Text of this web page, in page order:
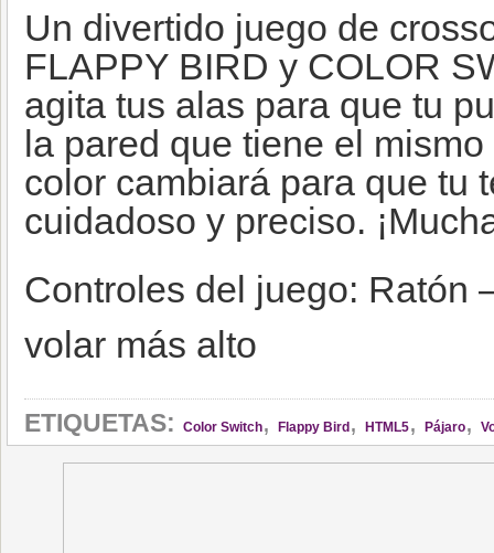
Un divertido juego de
FLAPPY BIRD y COLOR
agita tus alas para que tu
la pared que tiene el
color cambiará para que tu
cuidadoso y preciso.
Controles del juego: Ratón
volar más alto
ETIQUETAS: Color Switch, Flappy Bird , HTML5, Pájaro,